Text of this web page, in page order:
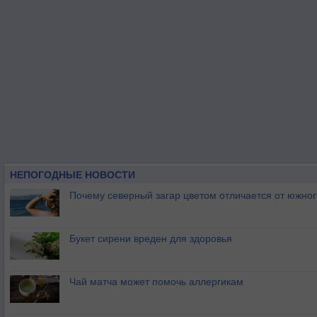
НЕПОГОДНЫЕ НОВОСТИ
Почему северный загар цветом отличается от
Букет сирени вреден для здоровья
Чай матча может помочь аллергикам